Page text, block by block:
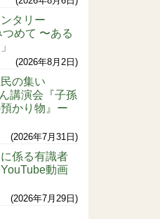
ンタリー
めて 〜ある
2026年8月2日
の集い
講演会『子孫
かり物』ー
2026年7月31日
係る有識者
動画
2026年7月29日